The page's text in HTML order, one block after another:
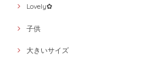
Lovely✿
子供
大きいサイズ